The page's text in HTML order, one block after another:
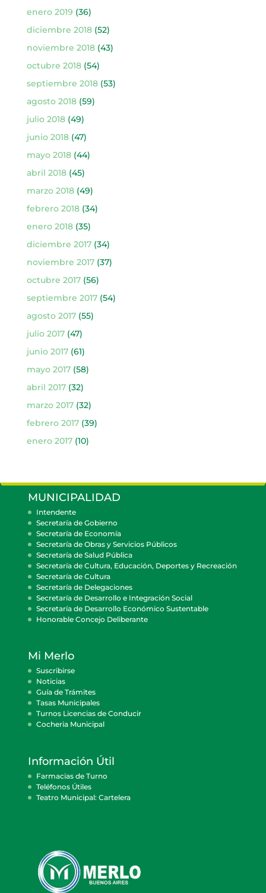
enero 2019 (36)
diciembre 2018(52)
noviembre 2018(43)
octubre 2018(54)
septiembre 2018(53)
agosto 2018(59)
julio 2018(49)
junio 2018(47)
mayo 2018(44)
abril 2018(45)
marzo 2018(49)
febrero 2018(34)
enero 2018(35)
diciembre 2017(34)
noviembre 2017(37)
octubre 2017(56)
septiembre 2017(54)
agosto 2017(55)
julio 2017(47)
junio 2017(61)
mayo 2017(58)
abril 2017(32)
marzo 2017(32)
febrero 2017(39)
enero 2017(10)
MUNICIPALIDAD
Intendente
Secretaría de Gobierno
Secretaría de Economía
Secretaría de Obras y Servicios Públicos
Secretaría de Salud Pública
Secretaría de Cultura, Educación, Deportes y Recreación
Secretaría de Cultura
Secretaría de Delegaciones
Secretaría de Desarrollo e Integración Social
Secretaría de Desarrollo Económico Sustentable
Honorable Concejo Deliberante
Mi Merlo
Suscribirse
Noticias
Guía de Trámites
Tasas Municipales
Turnos Licencias de Conducir
Cocheria Municipal
Información Útil
Farmacias de Turno
Teléfonos Útiles
Teatro Municipal: Cartelera